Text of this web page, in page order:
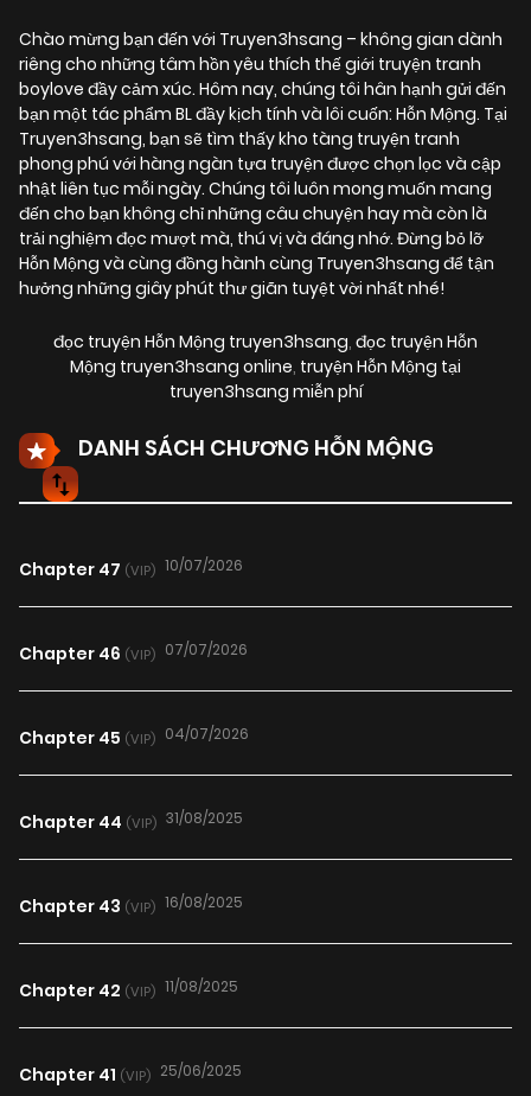
Chào mừng bạn đến với Truyen3hsang – không gian dành
riêng cho những tâm hồn yêu thích thế giới truyện tranh
boylove đầy cảm xúc. Hôm nay, chúng tôi hân hạnh gửi đến
bạn một tác phẩm BL đầy kịch tính và lôi cuốn: Hỗn Mộng. Tại
Truyen3hsang, bạn sẽ tìm thấy kho tàng truyện tranh
phong phú với hàng ngàn tựa truyện được chọn lọc và cập
nhật liên tục mỗi ngày. Chúng tôi luôn mong muốn mang
đến cho bạn không chỉ những câu chuyện hay mà còn là
trải nghiệm đọc mượt mà, thú vị và đáng nhớ. Đừng bỏ lỡ
Hỗn Mộng và cùng đồng hành cùng Truyen3hsang để tận
hưởng những giây phút thư giãn tuyệt vời nhất nhé!
đọc truyện Hỗn Mộng truyen3hsang, đọc truyện Hỗn
Mộng truyen3hsang online, truyện Hỗn Mộng tại
truyen3hsang miễn phí
DANH SÁCH CHƯƠNG HỖN MỘNG
Chapter 47 (VIP) 10/07/2026
Chapter 46 (VIP) 07/07/2026
Chapter 45 (VIP) 04/07/2026
Chapter 44 (VIP) 31/08/2025
Chapter 43 (VIP) 16/08/2025
Chapter 42 (VIP) 11/08/2025
Chapter 41 (VIP) 25/06/2025